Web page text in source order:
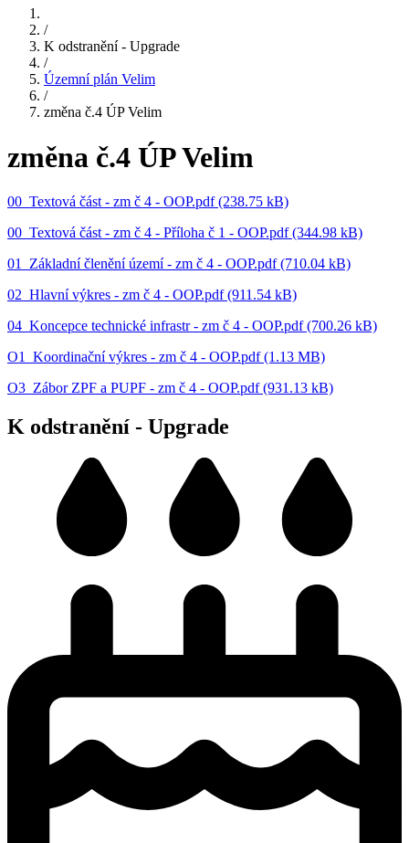
/
K odstranění - Upgrade
/
Územní plán Velim
/
změna č.4 ÚP Velim
změna č.4 ÚP Velim
00_Textová část - zm č 4 - OOP.pdf (238.75 kB)
00_Textová část - zm č 4 - Příloha č 1 - OOP.pdf (344.98 kB)
01_Základní členění území - zm č 4 - OOP.pdf (710.04 kB)
02_Hlavní výkres - zm č 4 - OOP.pdf (911.54 kB)
04_Koncepce technické infrastr - zm č 4 - OOP.pdf (700.26 kB)
O1_Koordinační výkres - zm č 4 - OOP.pdf (1.13 MB)
O3_Zábor ZPF a PUPF - zm č 4 - OOP.pdf (931.13 kB)
K odstranění - Upgrade